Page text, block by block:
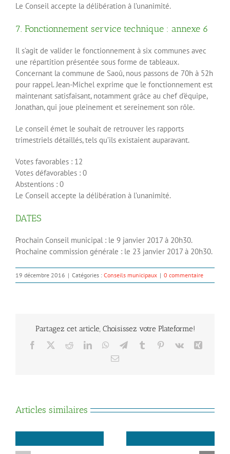
Le Conseil accepte la délibération à l’unanimité.
7. Fonctionnement service technique : annexe 6
Il s’agit de valider le fonctionnement à six communes avec
une répartition présentée sous forme de tableaux.
Concernant la commune de Saoû, nous passons de 70h à 52h
pour rappel. Jean-Michel exprime que le fonctionnement est
maintenant satisfaisant, notamment grâce au chef d’équipe,
Jonathan, qui joue pleinement et sereinement son rôle.
Le conseil émet le souhait de retrouver les rapports
trimestriels détaillés, tels qu’ils existaient auparavant.
Votes favorables : 12
Votes défavorables : 0
Abstentions : 0
Le Conseil accepte la délibération à l’unanimité.
DATES
Prochain Conseil municipal : le 9 janvier 2017 à 20h30.
Prochaine commission générale : le 23 janvier 2017 à 20h30.
19 décembre 2016 | Catégories : Conseils municipaux | 0 commentaire
Partagez cet article, Choisissez votre Plateforme!
Facebook RedditLinkedInWhatsApp
TelegramTumblr Pinterest
Vk
Email
Articles similaires